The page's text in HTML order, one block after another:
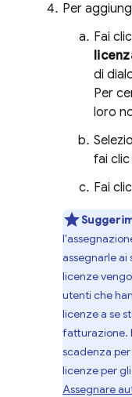
Per
Fai
di
Per
loro
fai
Fai
assegnarle ai
licenze
utenti che
licenze a se
fatturazione.
scadenza
licenze per
Assegnare